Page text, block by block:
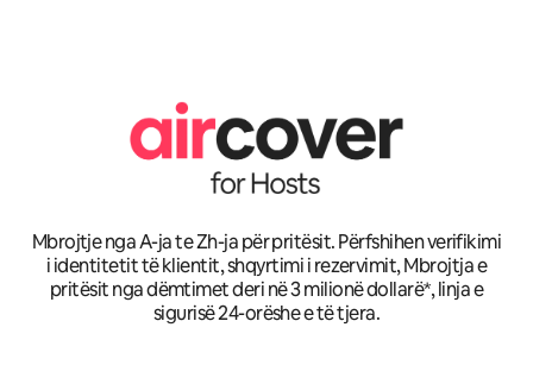
Mbrojtje nga A-ja te Zh-ja për pritësit. Përfshihen verifikimi
i identitetit të klientit, shqyrtimi i rezervimit, Mbrojtja e
pritësit nga dëmtimet deri në 3 milionë dollarë*, linja e
sigurisë 24-orëshe e të tjera.